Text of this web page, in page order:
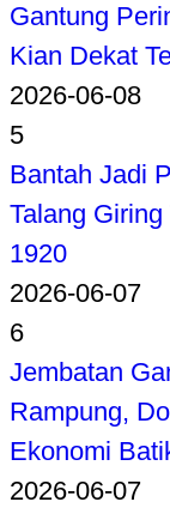
Gantung
Kian Dekat
2026-06-08
5
Bantah Jadi
Talang
1920
2026-06-07
6
Jembatan
Rampung,
Ekonomi
2026-06-07